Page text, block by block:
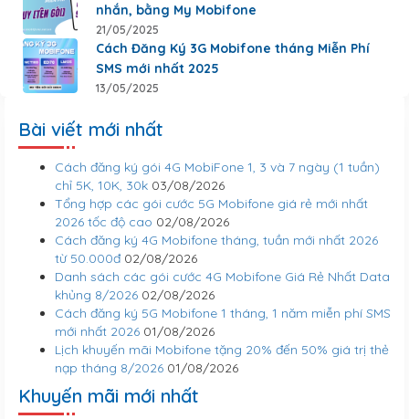
nhắn, bằng My Mobifone
21/05/2025
Cách Đăng Ký 3G Mobifone tháng Miễn Phí
SMS mới nhất 2025
13/05/2025
Bài viết mới nhất
Cách đăng ký gói 4G MobiFone 1, 3 và 7 ngày (1 tuần)
chỉ 5K, 10K, 30k 03/08/2026
Tổng hợp các gói cước 5G Mobifone giá rẻ mới nhất
2026 tốc độ cao 02/08/2026
Cách đăng ký 4G Mobifone tháng, tuần mới nhất 2026
từ 50.000đ 02/08/2026
Danh sách các gói cước 4G Mobifone Giá Rẻ Nhất Data
khủng 8/2026 02/08/2026
Cách đăng ký 5G Mobifone 1 tháng, 1 năm miễn phí SMS
mới nhất 2026 01/08/2026
Lịch khuyến mãi Mobifone tặng 20% đến 50% giá trị thẻ
nạp tháng 8/2026 01/08/2026
Khuyến mãi mới nhất